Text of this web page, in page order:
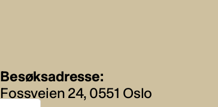
Besøksadresse:
Fossveien 24, 0551 Oslo